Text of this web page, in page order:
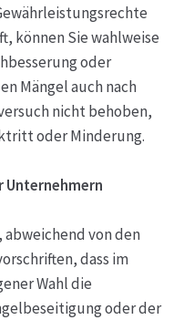
können Sie wahlweise
oder
Mängel auch nach
nicht behoben,
oder Minderung.
Unternehmern
von den
dass im
Wahl die
oder der